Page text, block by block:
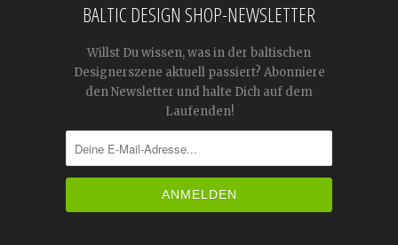
BALTIC DESIGN SHOP-NEWSLETTER
Willst Du wissen, was in der baltischen
Designerszene aktuell passiert? Abonniere
den Newsletter und halte Dich auf dem
Laufenden!